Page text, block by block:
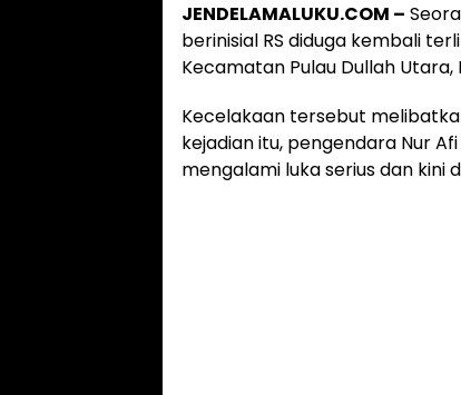
JENDELAMALUKU.COM –
berinisial RS diduga kembali
Kecamatan Pulau Dullah
Kecelakaan tersebut
kejadian itu, pengendara Nur
mengalami luka serius dan kini